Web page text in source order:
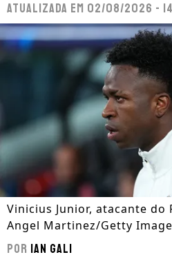
Atualizada em 02/08/2026 -
Vinicius Junior, atacante do
Angel Martinez/Getty
Por Ian Gali